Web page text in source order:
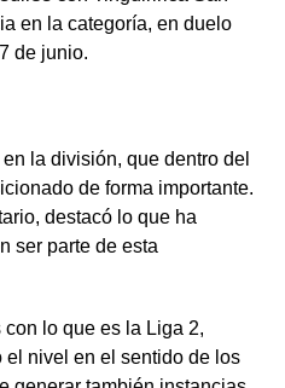
en la categoría, en duelo
de junio.
la división, que dentro del
de forma importante.
destacó lo que ha
ser parte de esta
con lo que es la Liga 2,
nivel en el sentido de los